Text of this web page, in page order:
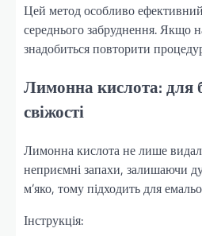
Цей метод особливо
середнього забруднення. Якщо
знадобиться повторити
Лимонна кислота: для
свіжості
Лимонна кислота не лише
неприємні запахи, залишаючи
м’яко, тому підходить для
Інструкція: